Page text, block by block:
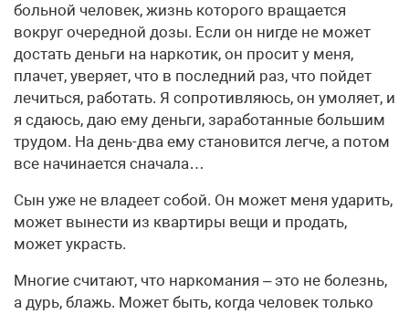
больной человек, жизнь которого вращается
вокруг очередной дозы. Если он нигде не может
достать деньги на наркотик, он просит у меня,
плачет, уверяет, что в последний раз, что пойдет
лечиться, работать. Я сопротивляюсь, он умоляет, и
я сдаюсь, даю ему деньги, заработанные большим
трудом. На день-два ему становится легче, а потом
все начинается сначала…
Сын уже не владеет собой. Он может меня ударить,
может вынести из квартиры вещи и продать,
может украсть.
Многие считают, что наркомания – это не болезнь,
а дурь, блажь. Может быть, когда человек только